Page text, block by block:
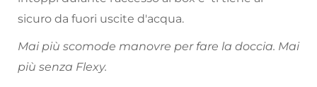
sicuro da fuori uscite d'acqua.
Mai più scomode manovre per fare la doccia. Mai
più senza Flexy.